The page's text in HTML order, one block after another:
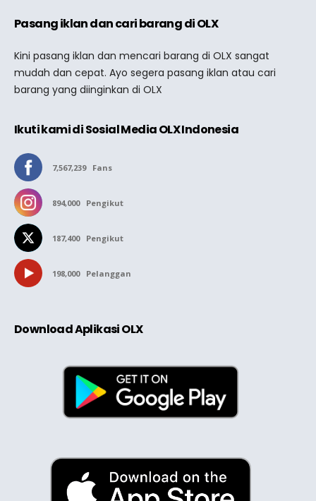
Pasang iklan dan cari barang di OLX
Kini pasang iklan dan mencari barang di OLX sangat
mudah dan cepat. Ayo segera pasang iklan atau cari
barang yang diinginkan di OLX
Ikuti kami di Sosial Media OLX Indonesia
7,567,239 Fans
894,000 Pengikut
187,400 Pengikut
198,000 Pelanggan
Download Aplikasi OLX